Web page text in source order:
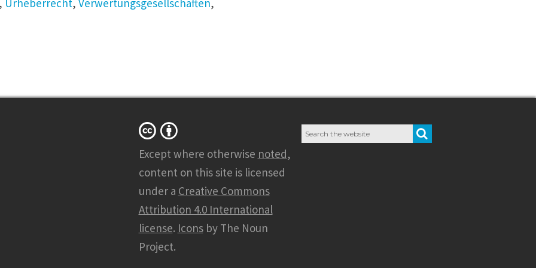
Urheberrecht, Verwertungsgesellschaften,
Except where otherwise noted,
content on this site is licensed
under a Creative Commons
Attribution 4.0 International
license. Iconsby The Noun
Project.
Search
for: